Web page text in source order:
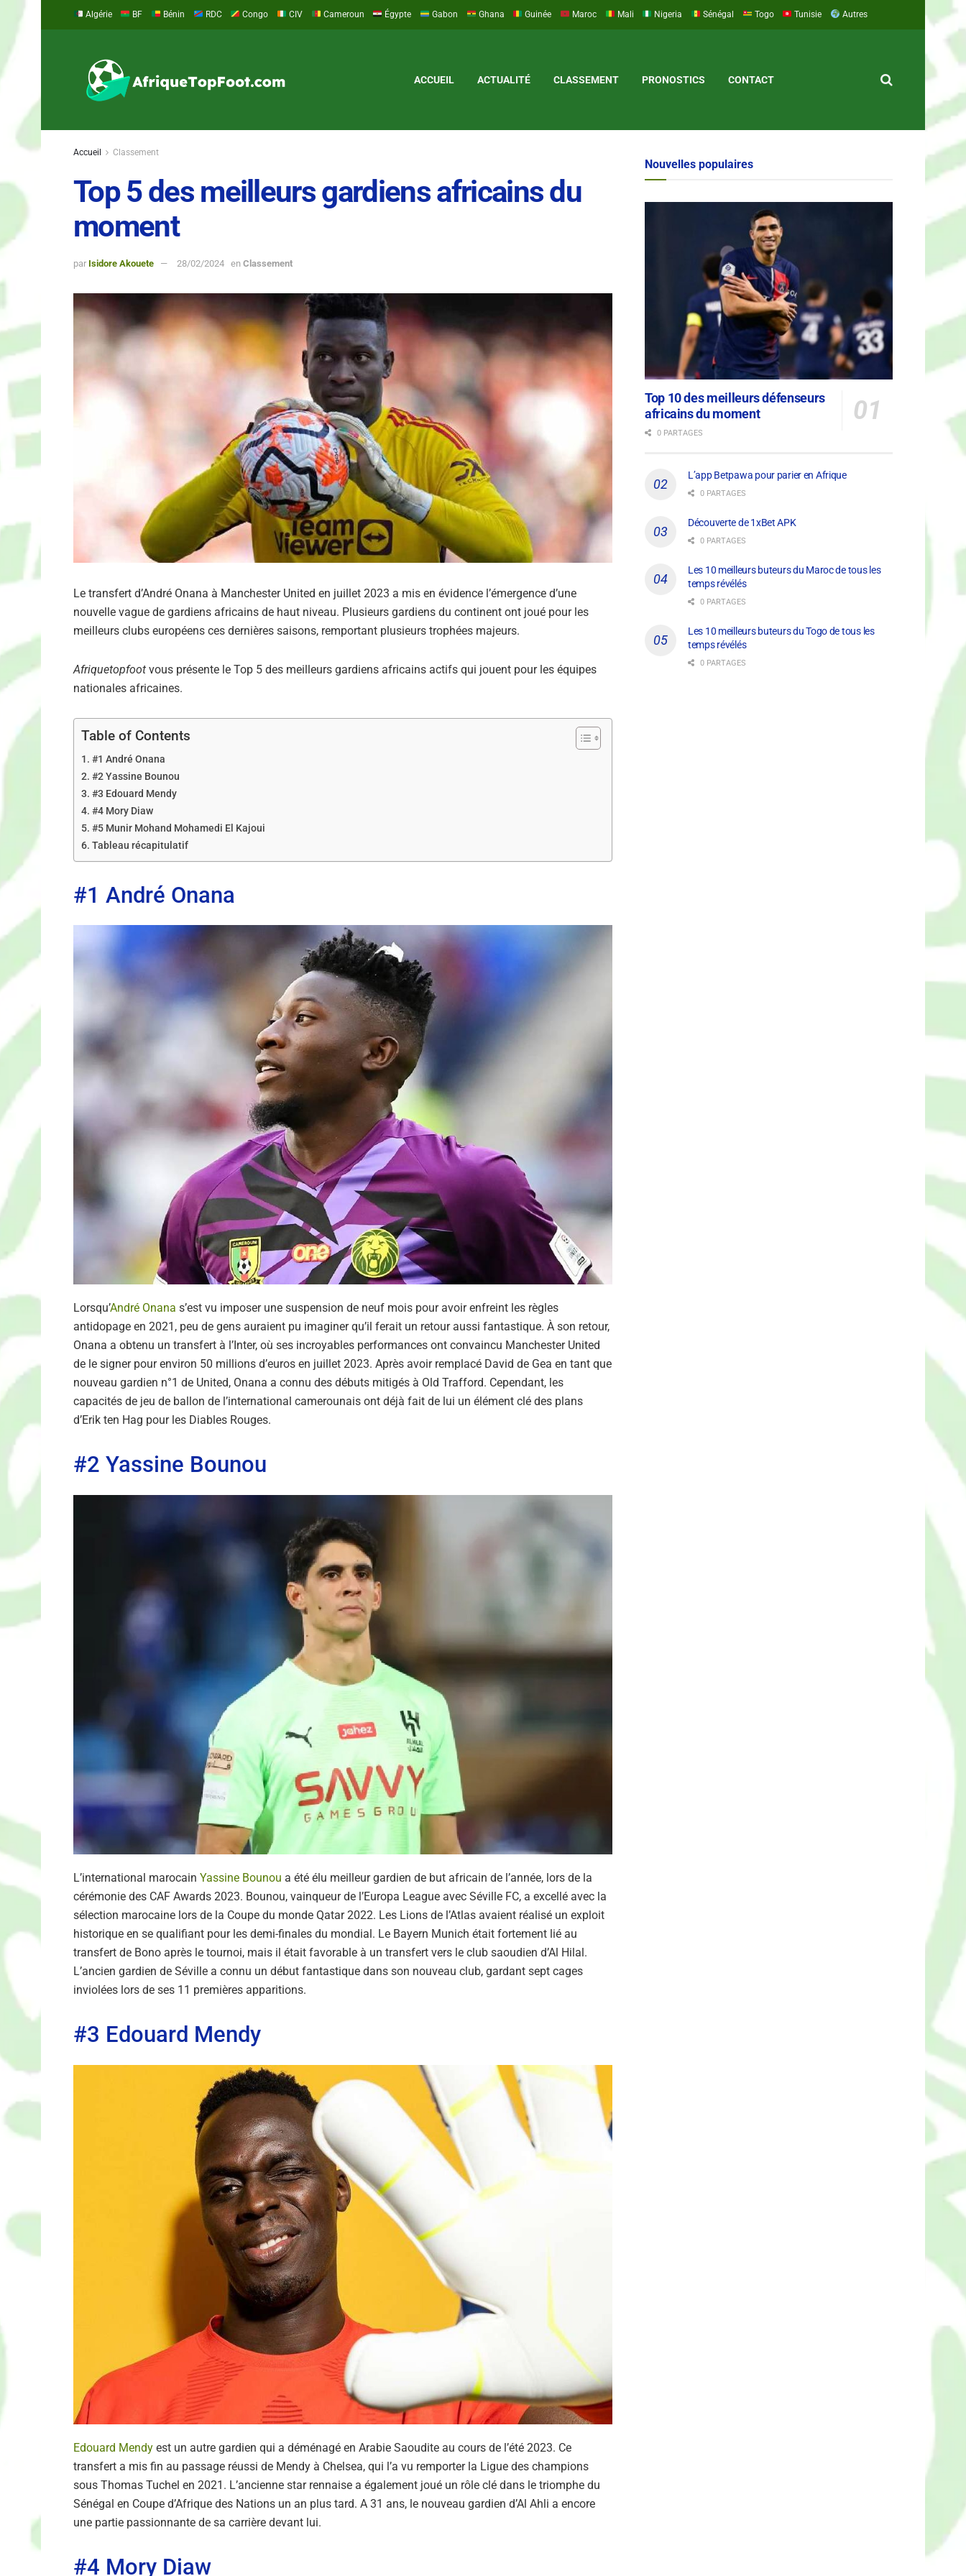
Algérie BF Bénin RDC Congo CIV Cameroun Égypte Gabon Ghana Guinée Maroc Mali Nigeria Sénégal Togo Tunisie Autres
ACCUEIL ACTUALITÉ CLASSEMENT PRONOSTICS CONTACT
Accueil Classement
Top 5 des meilleurs gardiens africains du
moment
par Isidore Akouete 28/02/2024 en Classement
Le transfert d’André Onana à Manchester United en juillet 2023 a mis en évidence l’émergence d’une
nouvelle vague de gardiens africains de haut niveau. Plusieurs gardiens du continent ont joué pour les
meilleurs clubs européens ces dernières saisons, remportant plusieurs trophées majeurs.
Afriquetopfoot vous présente le Top 5 des meilleurs gardiens africains actifs qui jouent pour les équipes
nationales africaines.
Table of Contents
#1 André Onana
#2 Yassine Bounou
#3 Edouard Mendy
#4 Mory Diaw
#5 Munir Mohand Mohamedi El Kajoui
Tableau récapitulatif
#1 André Onana
Lorsqu’André Onana s’est vu imposer une suspension de neuf mois pour avoir enfreint les règles
antidopage en 2021, peu de gens auraient pu imaginer qu’il ferait un retour aussi fantastique. À son retour,
Onana a obtenu un transfert à l’Inter, où ses incroyables performances ont convaincu Manchester United
de le signer pour environ 50 millions d’euros en juillet 2023. Après avoir remplacé David de Gea en tant que
nouveau gardien n°1 de United, Onana a connu des débuts mitigés à Old Trafford. Cependant, les
capacités de jeu de ballon de l’international camerounais ont déjà fait de lui un élément clé des plans
d’Erik ten Hag pour les Diables Rouges.
#2 Yassine Bounou
L’international marocain Yassine Bounou a été élu meilleur gardien de but africain de l’année, lors de la
cérémonie des CAF Awards 2023. Bounou, vainqueur de l’Europa League avec Séville FC, a excellé avec la
sélection marocaine lors de la Coupe du monde Qatar 2022. Les Lions de l’Atlas avaient réalisé un exploit
historique en se qualifiant pour les demi-finales du mondial. Le Bayern Munich était fortement lié au
transfert de Bono après le tournoi, mais il était favorable à un transfert vers le club saoudien d’Al Hilal.
L’ancien gardien de Séville a connu un début fantastique dans son nouveau club, gardant sept cages
inviolées lors de ses 11 premières apparitions.
#3 Edouard Mendy
Edouard Mendy est un autre gardien qui a déménagé en Arabie Saoudite au cours de l’été 2023. Ce
transfert a mis fin au passage réussi de Mendy à Chelsea, qui l’a vu remporter la Ligue des champions
sous Thomas Tuchel en 2021. L’ancienne star rennaise a également joué un rôle clé dans le triomphe du
Sénégal en Coupe d’Afrique des Nations un an plus tard. A 31 ans, le nouveau gardien d’Al Ahli a encore
une partie passionnante de sa carrière devant lui.
#4 Mory Diaw
Nouvelles populaires
Top 10 des meilleurs défenseurs
africains du moment
0 PARTAGES
L’app Betpawa pour parier en Afrique
0 PARTAGES
Découverte de 1xBet APK
0 PARTAGES
Les 10 meilleurs buteurs du Maroc de tous les
temps révélés
0 PARTAGES
Les 10 meilleurs buteurs du Togo de tous les
temps révélés
0 PARTAGES